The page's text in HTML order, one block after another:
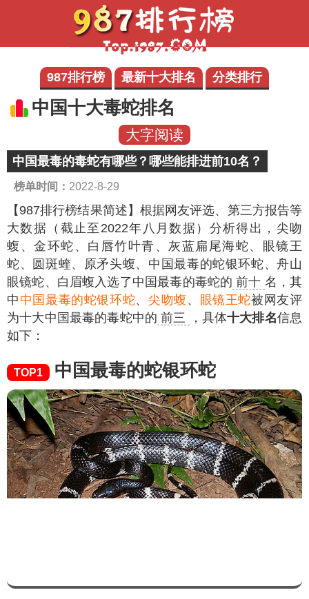
987排行榜 最新十大排名 分类排行
中国十大毒蛇排名
大字阅读
中国最毒的毒蛇有哪些？哪些能排进前10名？
榜单时间： 2022-8-29
【987排行榜结果简述】 根据网友评选、第三方报告等
大数据（截止至2022年八月数据）分析得出，尖吻
蝮、金环蛇、白唇竹叶青、灰蓝扁尾海蛇、眼镜王
蛇、圆斑蝰、原矛头蝮、中国最毒的蛇银环蛇、舟山
眼镜蛇、白眉蝮入选了中国最毒的毒蛇的 前十 名，其
中 中国最毒的蛇银环蛇、 尖吻蝮、 眼镜王蛇被网友评
为十大中国最毒的毒蛇中的 前三 ，具体十大排名信息
如下：
TOP1 中国最毒的蛇银环蛇